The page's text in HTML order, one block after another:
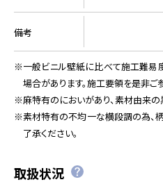
備考
一般ビニル壁紙に比べて施工難易
場合があります。施工要領を是非ご
麻特有のにおいがあり、素材由来の
素材特有の不均一な横段調の為、
了承ください。
取扱状況